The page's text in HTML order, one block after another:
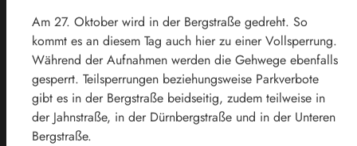
Am 27. Oktober wird in der Bergstraße gedreht. So
kommt es an diesem Tag auch hier zu einer Vollsperrung.
Während der Aufnahmen werden die Gehwege ebenfalls
gesperrt. Teilsperrungen beziehungsweise Parkverbote
gibt es in der Bergstraße beidseitig, zudem teilweise in
der Jahnstraße, in der Dürnbergstraße und in der Unteren
Bergstraße.